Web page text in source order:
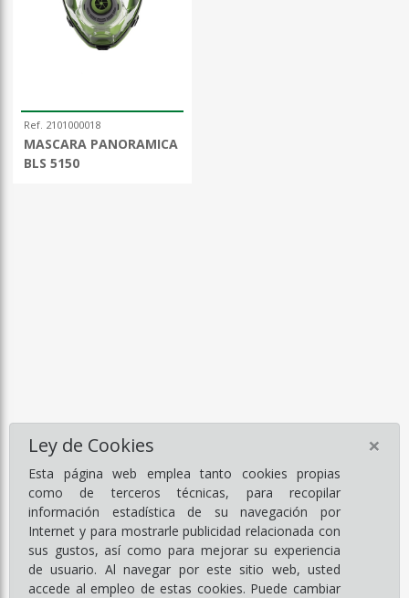
Ley de Cookies
Esta página web emplea tanto cookies propias
como de terceros técnicas, para recopilar
información estadística de su navegación por
Internet y para mostrarle publicidad relacionada con
sus gustos, así como para mejorar su experiencia
de usuario. Al navegar por este sitio web, usted
accede al empleo de estas cookies. Puede cambiar
×
Ref. 2101000018
MASCARA PANORAMICA
BLS 5150